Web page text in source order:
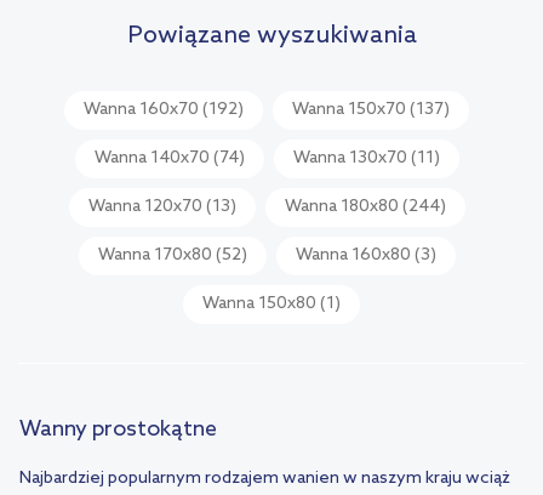
Powiązane wyszukiwania
Wanna 160x70 (192) Wanna 150x70 (137)
Wanna 140x70 (74) Wanna 130x70 (11)
Wanna 120x70 (13) Wanna 180x80 (244)
Wanna 170x80 (52) Wanna 160x80 (3)
Wanna 150x80 (1)
Wanny prostokątne
Najbardziej popularnym rodzajem wanien w naszym kraju wciąż